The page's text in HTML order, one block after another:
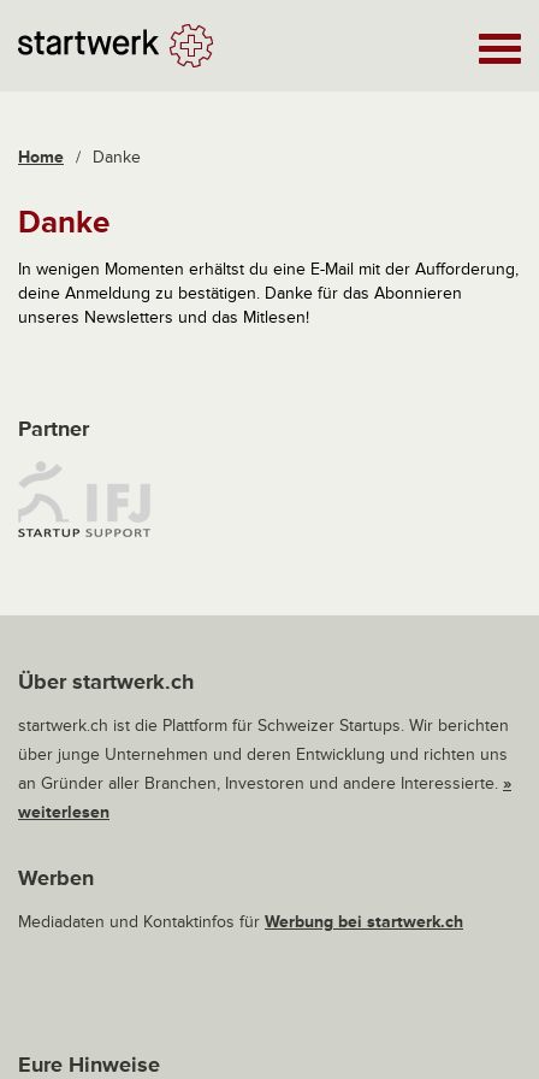
Home / Danke
Danke
In wenigen Momenten erhältst du eine E-Mail mit der Aufforderung,
deine Anmeldung zu bestätigen. Danke für das Abonnieren
unseres Newsletters und das Mitlesen!
Partner
Über startwerk.ch
startwerk.ch ist die Plattform für Schweizer Startups. Wir berichten
über junge Unternehmen und deren Entwicklung und richten uns
an Gründer aller Branchen, Investoren und andere Interessierte. »
weiterlesen
Werben
Mediadaten und Kontaktinfos für Werbung bei startwerk.ch
Eure Hinweise